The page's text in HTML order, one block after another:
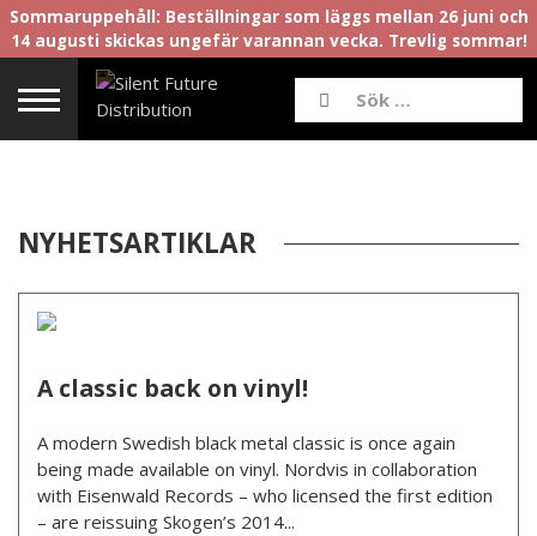
Sommaruppehåll: Beställningar som läggs mellan 26 juni och
14 augusti skickas ungefär varannan vecka. Trevlig sommar!
NYHETSARTIKLAR
A classic back on vinyl!
A modern Swedish black metal classic is once again
being made available on vinyl. Nordvis in collaboration
with Eisenwald Records – who licensed the first edition
– are reissuing Skogen’s 2014...